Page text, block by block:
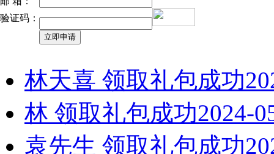
验证码：
林天喜 领取礼包成功
林 领取礼包成功2024-
袁先生 领取礼包成功